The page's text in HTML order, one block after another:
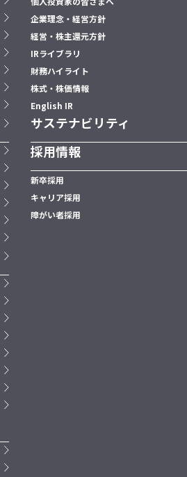
企業理念・経営方針
経営・株主還元方針
IRライブラリ
財務ハイライト
株式・株価情報
English IR
サステナビリティ
採用情報
新卒採用
キャリア採用
障がい者採用